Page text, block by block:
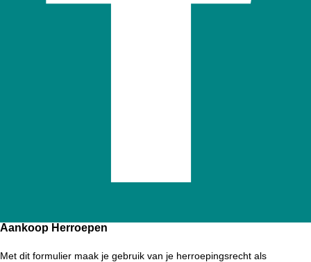
Aankoop Herroepen
Met dit formulier maak je gebruik van je herroepingsrecht als